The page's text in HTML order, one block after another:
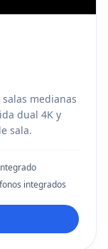
medianas
dual 4K y
sala.
integrados